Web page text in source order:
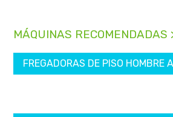
MÁQUINAS RECOMENDADAS
FREGADORAS DE PISO HOMBRE